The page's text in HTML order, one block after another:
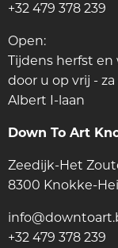
+32 479 378 239
Open:
Tijdens herfst en
door u op vrij -
Albert I-laan
Down To Art
Zeedijk-Het
8300 Knokke-
+32 479 378 239